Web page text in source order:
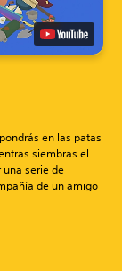
en las patas
siembras el
una serie de
de un amigo